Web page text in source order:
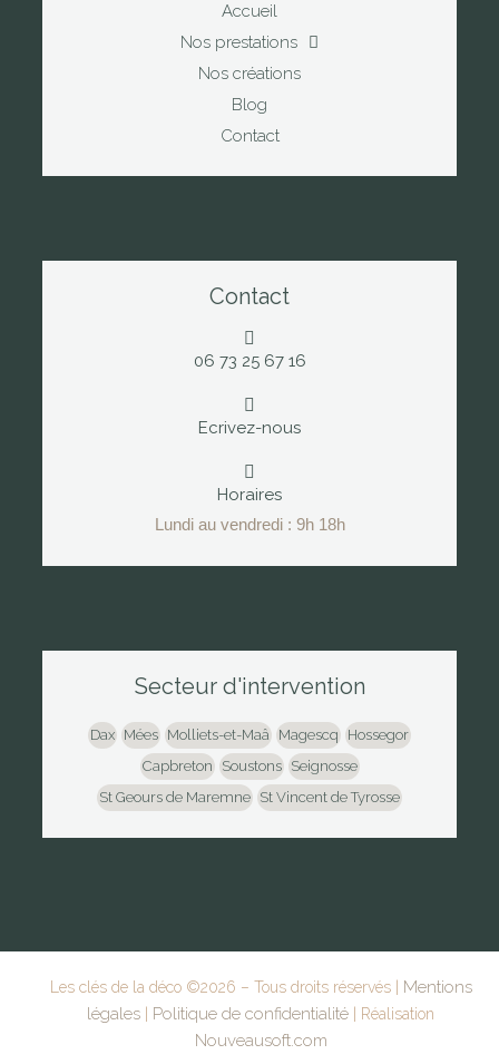
Accueil
Nos prestations
Nos créations
Blog
Contact
Contact
06 73 25 67 16
Ecrivez-nous
Horaires
Lundi au vendredi : 9h 18h
Secteur d'intervention
Dax Mées Molliets-et-Maâ Magescq
Hossegor
Capbreton
Soustons
Seignosse
St Geours de Maremne St Vincent de Tyrosse
Les clés de la déco ©2026 – Tous droits réservés | Mentions
légales
Politique de confidentialité | Réalisation
Nouveausoft.com